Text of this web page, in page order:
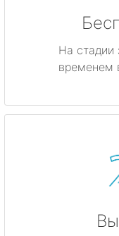
На стадии
временем